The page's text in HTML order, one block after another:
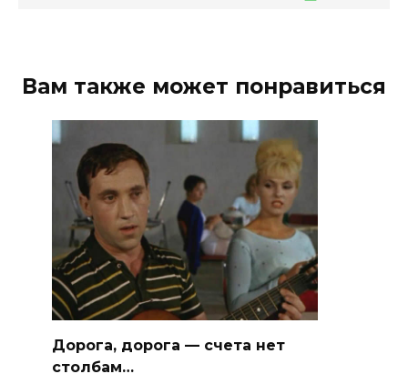
Вам также может понравиться
Дорога, дорога — счета нет
столбам…